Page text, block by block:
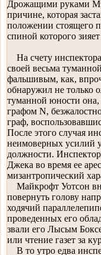
Дрожащими руками
причине, которая
положении стоящего
спиной которого
На счету
своей весьма
фальшивым, как,
обнаружил не только
туманной юности она,
графом N,
граф,
После этого случая
неимоверных усилий
должности.
Джека во время ее
мизантропический
Майкрофт Уотсон
повернуть голову
ходячий
проведенных его
звали его Лысым
или чтение газет за
В то утро едва